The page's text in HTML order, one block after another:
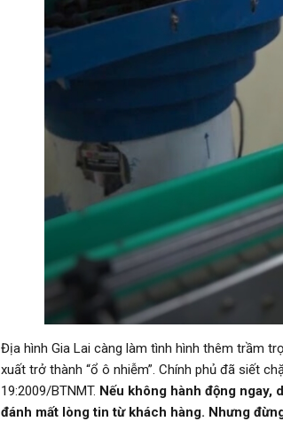
Địa hình Gia Lai càng làm tình hình thêm trầm
xuất trở thành “ổ ô nhiễm”. Chính phủ đã siết
19:2009/BTNMT. Nếu không hành động ngay,
đánh mất lòng tin từ khách hàng. Nhưng